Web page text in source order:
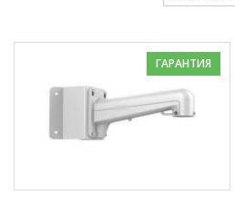
ГАРАНТИЯ